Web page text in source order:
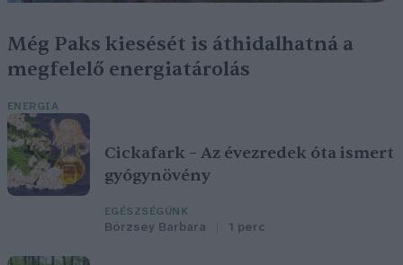
Még Paks kiesését is áthidalhatná a
megfelelő energiatárolás
ENERGIA
Cickafark – Az évezredek óta ismert
gyógynövény
EGÉSZSÉGÜNK
Börzsey Barbara 1 perc